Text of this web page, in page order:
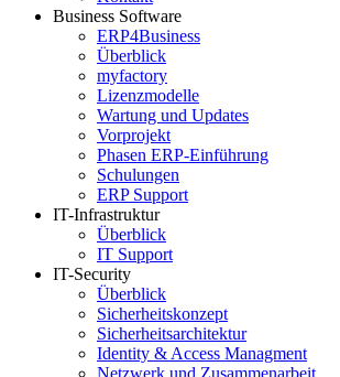
Business Software
ERP4Business
Überblick
myfactory
Lizenzmodelle
Wartung und Updates
Vorprojekt
Phasen ERP-Einführung
Schulungen
ERP Support
IT-Infrastruktur
Überblick
IT Support
IT-Security
Überblick
Sicherheitskonzept
Sicherheitsarchitektur
Identity & Access Managment
Netzwerk und Zusammenarbeit